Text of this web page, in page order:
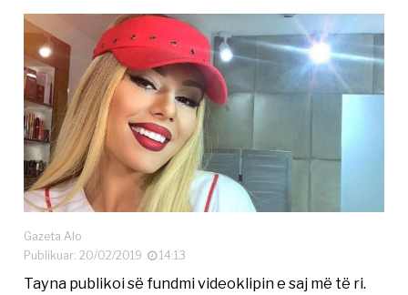
Gazeta Alo
Publikuar: 20/02/2019
14:13
Tayna publikoi së fundmi videoklipin e saj më të ri.